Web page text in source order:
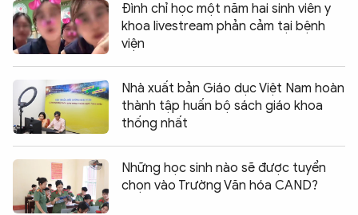
Đình chỉ học một năm hai sinh viên y
khoa livestream phản cảm tại bệnh
viện
Nhà xuất bản Giáo dục Việt Nam hoàn
thành tập huấn bộ sách giáo khoa
thống nhất
Những học sinh nào sẽ được tuyển
chọn vào Trường Văn hóa CAND?